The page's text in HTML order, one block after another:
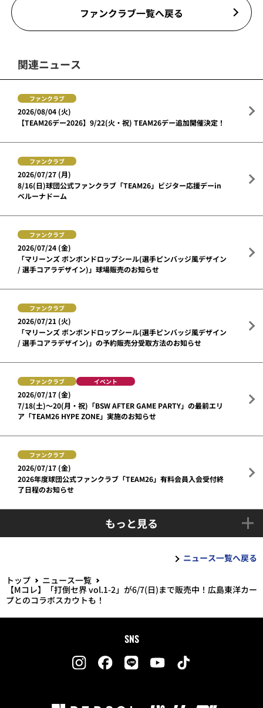
ファンクラブ一覧へ戻る
関連ニュース
ファンクラブ
2026/08/04 (火)
【TEAM26デー2026】9/22(火・祝) TEAM26デー追加開催決定！
ファンクラブ
2026/07/27 (月)
8/16(日)球団公式ファンクラブ「TEAM26」ビジター応援デーin
ベルーナドーム
ファンクラブ
2026/07/24 (金)
「マリーンズ ボンボンドロップシール(選手ピンバッジ風デザイン
/ 選手コアラデザイン)」球場販売のお知らせ
ファンクラブ
2026/07/21 (火)
「マリーンズ ボンボンドロップシール(選手ピンバッジ風デザイン
/ 選手コアラデザイン)」の予約販売分受取方法のお知らせ
ファンクラブ イベント
2026/07/17 (金)
7/18(土)～20(月・祝)「BSW AFTER GAME PARTY」の最前エリ
ア「TEAM26 HYPE ZONE」実施のお知らせ
ファンクラブ
2026/07/17 (金)
2026年度球団公式ファンクラブ「TEAM26」有料会員入会受付終
了日程のお知らせ
もっと見る
ニュース一覧へ戻る
トップ
ニュース一覧
【Mコレ】「打倒セ界 vol.1-2」が6/7(日)まで販売中！広島東洋カー
プとのコラボスカウトも！
SNS